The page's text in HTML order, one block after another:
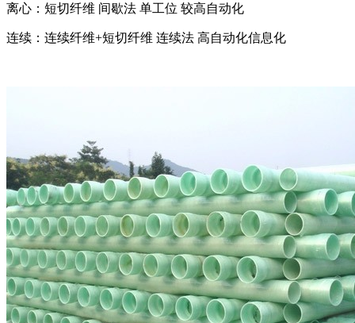
离心：短切纤维 间歇法 单工位 较高自动化
连续：连续纤维+短切纤维 连续法 高自动化信息化